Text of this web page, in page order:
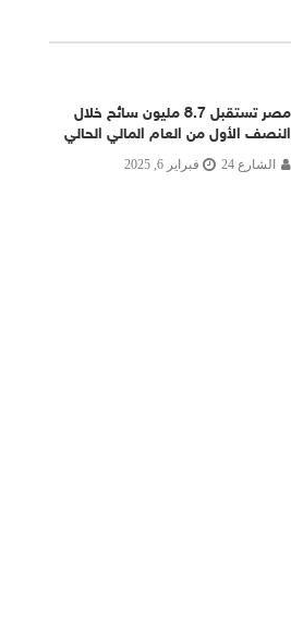
مصر تستقبل 8.7 مليون سائح خلال
النصف الأول من العام المالي الحالي
الشارع 24 فبراير 6, 2025